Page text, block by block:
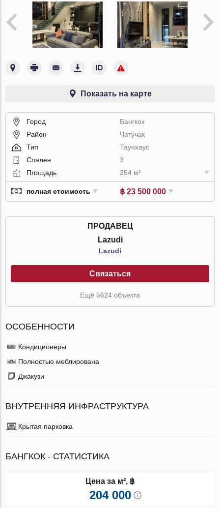
Показать на карте
Город
Бангкок
Район
Чатучак
Тип
Таунхаус
Спален
3
Площадь
254 м²
полная стоимость ฿ 23 500 000
ПРОДАВЕЦ
Lazudi
Lazudi
Связаться
Ещё 5624 объекта
ОСОБЕННОСТИ
Кондиционеры
Полностью меблирована
Джакузи
ВНУТРЕННЯЯ ИНФРАСТРУКТУРА
Крытая парковка
БАНГКОК - СТАТИСТИКА
Цена за м², ฿
204 000